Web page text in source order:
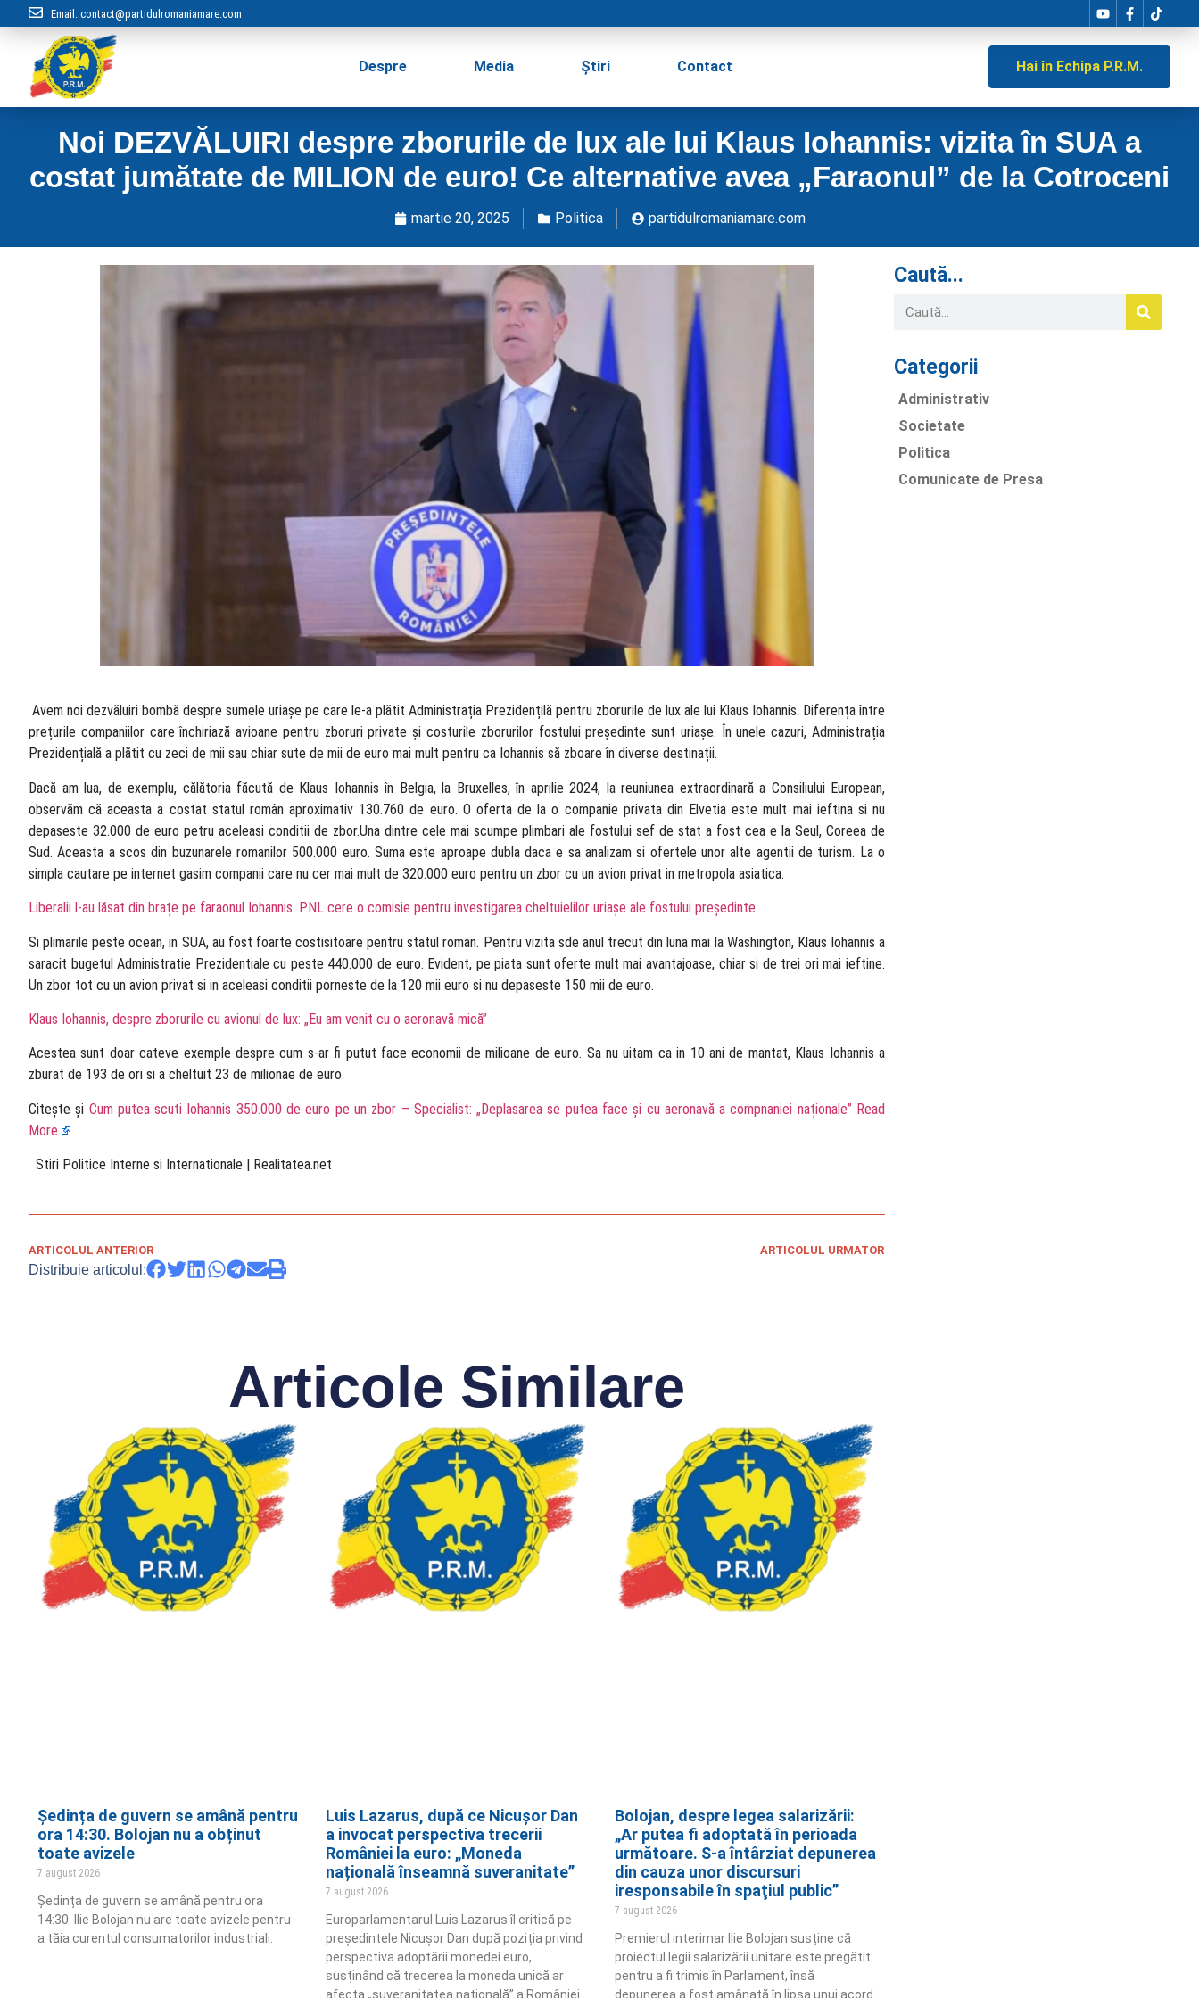
Email: contact@partidulromaniamare.com
Despre Media Știri Contact Hai în Echipa P.R.M.
Noi DEZVĂLUIRI despre zborurile de lux ale lui Klaus Iohannis: vizita în SUA a
costat jumătate de MILION de euro! Ce alternative avea „Faraonul” de la Cotroceni
martie 20, 2025 Politica partidulromaniamare.com
​ Avem noi dezvăluiri bombă despre sumele uriașe pe care le-a plătit Administrația Prezidențilă pentru zborurile de lux ale lui Klaus Iohannis. Diferența între
prețurile companiilor care închiriază avioane pentru zboruri private și costurile zborurilor fostului președinte sunt uriașe. În unele cazuri, Administrația
Prezidențială a plătit cu zeci de mii sau chiar sute de mii de euro mai mult pentru ca Iohannis să zboare în diverse destinații.
Dacă am lua, de exemplu, călătoria făcută de Klaus Iohannis în Belgia, la Bruxelles, în aprilie 2024, la reuniunea extraordinară a Consiliului European,
observăm că aceasta a costat statul român aproximativ 130.760 de euro. O oferta de la o companie privata din Elvetia este mult mai ieftina si nu
depaseste 32.000 de euro petru aceleasi conditii de zbor.Una dintre cele mai scumpe plimbari ale fostului sef de stat a fost cea e la Seul, Coreea de
Sud. Aceasta a scos din buzunarele romanilor 500.000 euro. Suma este aproape dubla daca e sa analizam si ofertele unor alte agentii de turism. La o
simpla cautare pe internet gasim companii care nu cer mai mult de 320.000 euro pentru un zbor cu un avion privat in metropola asiatica.
Liberalii l-au lăsat din brațe pe faraonul Iohannis. PNL cere o comisie pentru investigarea cheltuielilor uriașe ale fostului președinte
Si plimarile peste ocean, in SUA, au fost foarte costisitoare pentru statul roman. Pentru vizita sde anul trecut din luna mai la Washington, Klaus Iohannis a
saracit bugetul Administratie Prezidentiale cu peste 440.000 de euro. Evident, pe piata sunt oferte mult mai avantajoase, chiar si de trei ori mai ieftine.
Un zbor tot cu un avion privat si in aceleasi conditii porneste de la 120 mii euro si nu depaseste 150 mii de euro.
Klaus Iohannis, despre zborurile cu avionul de lux: „Eu am venit cu o aeronavă mică”
Acestea sunt doar cateve exemple despre cum s-ar fi putut face economii de milioane de euro. Sa nu uitam ca in 10 ani de mantat, Klaus Iohannis a
zburat de 193 de ori si a cheltuit 23 de milionae de euro.
Citește și Cum putea scuti Iohannis 350.000 de euro pe un zbor – Specialist: „Deplasarea se putea face și cu aeronavă a compnaniei naționale” Read
More
​ Stiri Politice Interne si Internationale | Realitatea.net
ARTICOLUL ANTERIOR ARTICOLUL URMATOR
Distribuie articolul:
Articole Similare
Ședința de guvern se amână pentru
ora 14:30. Bolojan nu a obținut
toate avizele
7 august 2026
Ședința de guvern se amână pentru ora
14:30. Ilie Bolojan nu are toate avizele pentru
a tăia curentul consumatorilor industriali.
Luis Lazarus, după ce Nicușor Dan
a invocat perspectiva trecerii
României la euro: „Moneda
națională înseamnă suveranitate”
7 august 2026
Europarlamentarul Luis Lazarus îl critică pe
președintele Nicușor Dan după poziția privind
perspectiva adoptării monedei euro,
susținând că trecerea la moneda unică ar
afecta „suveranitatea națională” a României.
Bolojan, despre legea salarizării:
„Ar putea fi adoptată în perioada
următoare. S-a întârziat depunerea
din cauza unor discursuri
iresponsabile în spaţiul public”
7 august 2026
Premierul interimar Ilie Bolojan susține că
proiectul legii salarizării unitare este pregătit
pentru a fi trimis în Parlament, însă
depunerea a fost amânată în lipsa unui acord
Caută...
Categorii
Administrativ
Societate
Politica
Comunicate de Presa